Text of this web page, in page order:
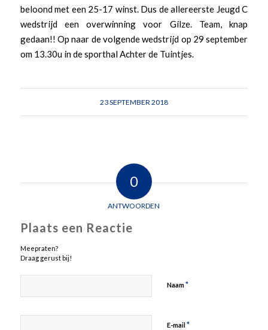
beloond met een 25-17 winst. Dus de allereerste Jeugd C
wedstrijd een overwinning voor Gilze. Team, knap
gedaan!! Op naar de volgende wedstrijd op 29 september
om 13.30u in de sporthal Achter de Tuintjes.
23 SEPTEMBER 2018
0
ANTWOORDEN
Plaats een Reactie
Meepraten?
Draag gerust bij!
Naam*
E-mail *